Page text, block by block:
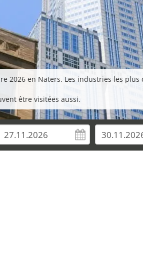
2026 en Naters. Les industries les
être visitées aussi.